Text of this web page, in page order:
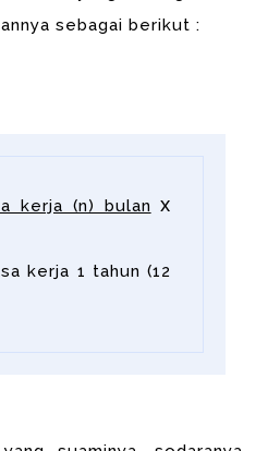
sebagai berikut :
kerja (n) bulan x
1 tahun (12